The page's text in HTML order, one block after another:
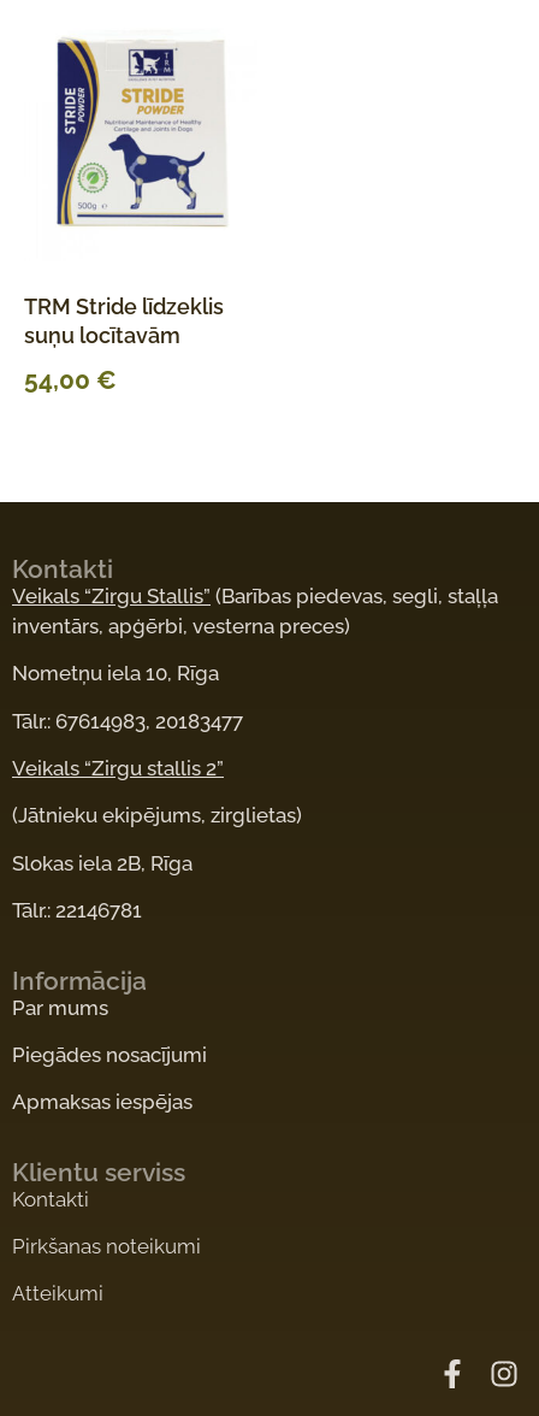
TRM Stride līdzeklis
suņu locītavām
54,00 €
Kontakti
Veikals “Zirgu Stallis” (Barības piedevas, segli, staļļa
inventārs, apģērbi, vesterna preces)
Nometņu iela 10, Rīga
Tālr.: 67614983, 20183477
Veikals “Zirgu stallis 2”
(Jātnieku ekipējums, zirglietas)
Slokas iela 2B, Rīga
Tālr.: 22146781
Informācija
Par mums
Piegādes nosacījumi
Apmaksas iespējas
Klientu serviss
Kontakti
Pirkšanas noteikumi
Atteikumi